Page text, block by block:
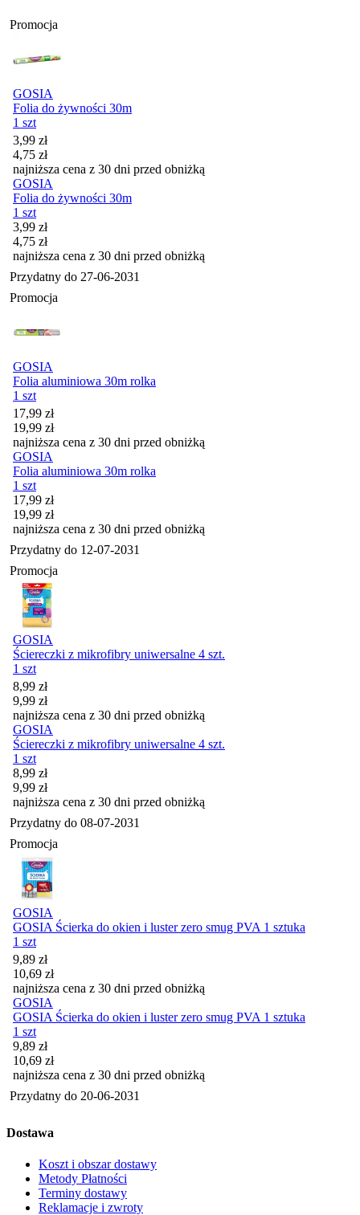
Promocja
GOSIA
Folia do żywności 30m
1 szt
Cena promocyjna
3,99 zł
4,75 zł
najniższa cena z 30 dni przed obniżką
GOSIA
Folia do żywności 30m
1 szt
Cena promocyjna
3,99 zł
4,75 zł
najniższa cena z 30 dni przed obniżką
Przydatny do 27-06-2031
Promocja
GOSIA
Folia aluminiowa 30m rolka
1 szt
Cena promocyjna
17,99 zł
19,99 zł
najniższa cena z 30 dni przed obniżką
GOSIA
Folia aluminiowa 30m rolka
1 szt
Cena promocyjna
17,99 zł
19,99 zł
najniższa cena z 30 dni przed obniżką
Przydatny do 12-07-2031
Promocja
GOSIA
Ściereczki z mikrofibry uniwersalne 4 szt.
1 szt
Cena promocyjna
8,99 zł
9,99 zł
najniższa cena z 30 dni przed obniżką
GOSIA
Ściereczki z mikrofibry uniwersalne 4 szt.
1 szt
Cena promocyjna
8,99 zł
9,99 zł
najniższa cena z 30 dni przed obniżką
Przydatny do 08-07-2031
Promocja
GOSIA
GOSIA Ścierka do okien i luster zero smug PVA 1 sztuka
1 szt
Cena promocyjna
9,89 zł
10,69 zł
najniższa cena z 30 dni przed obniżką
GOSIA
GOSIA Ścierka do okien i luster zero smug PVA 1 sztuka
1 szt
Cena promocyjna
9,89 zł
10,69 zł
najniższa cena z 30 dni przed obniżką
Przydatny do 20-06-2031
Dostawa
Koszt i obszar dostawy
Metody Płatności
Terminy dostawy
Reklamacje i zwroty